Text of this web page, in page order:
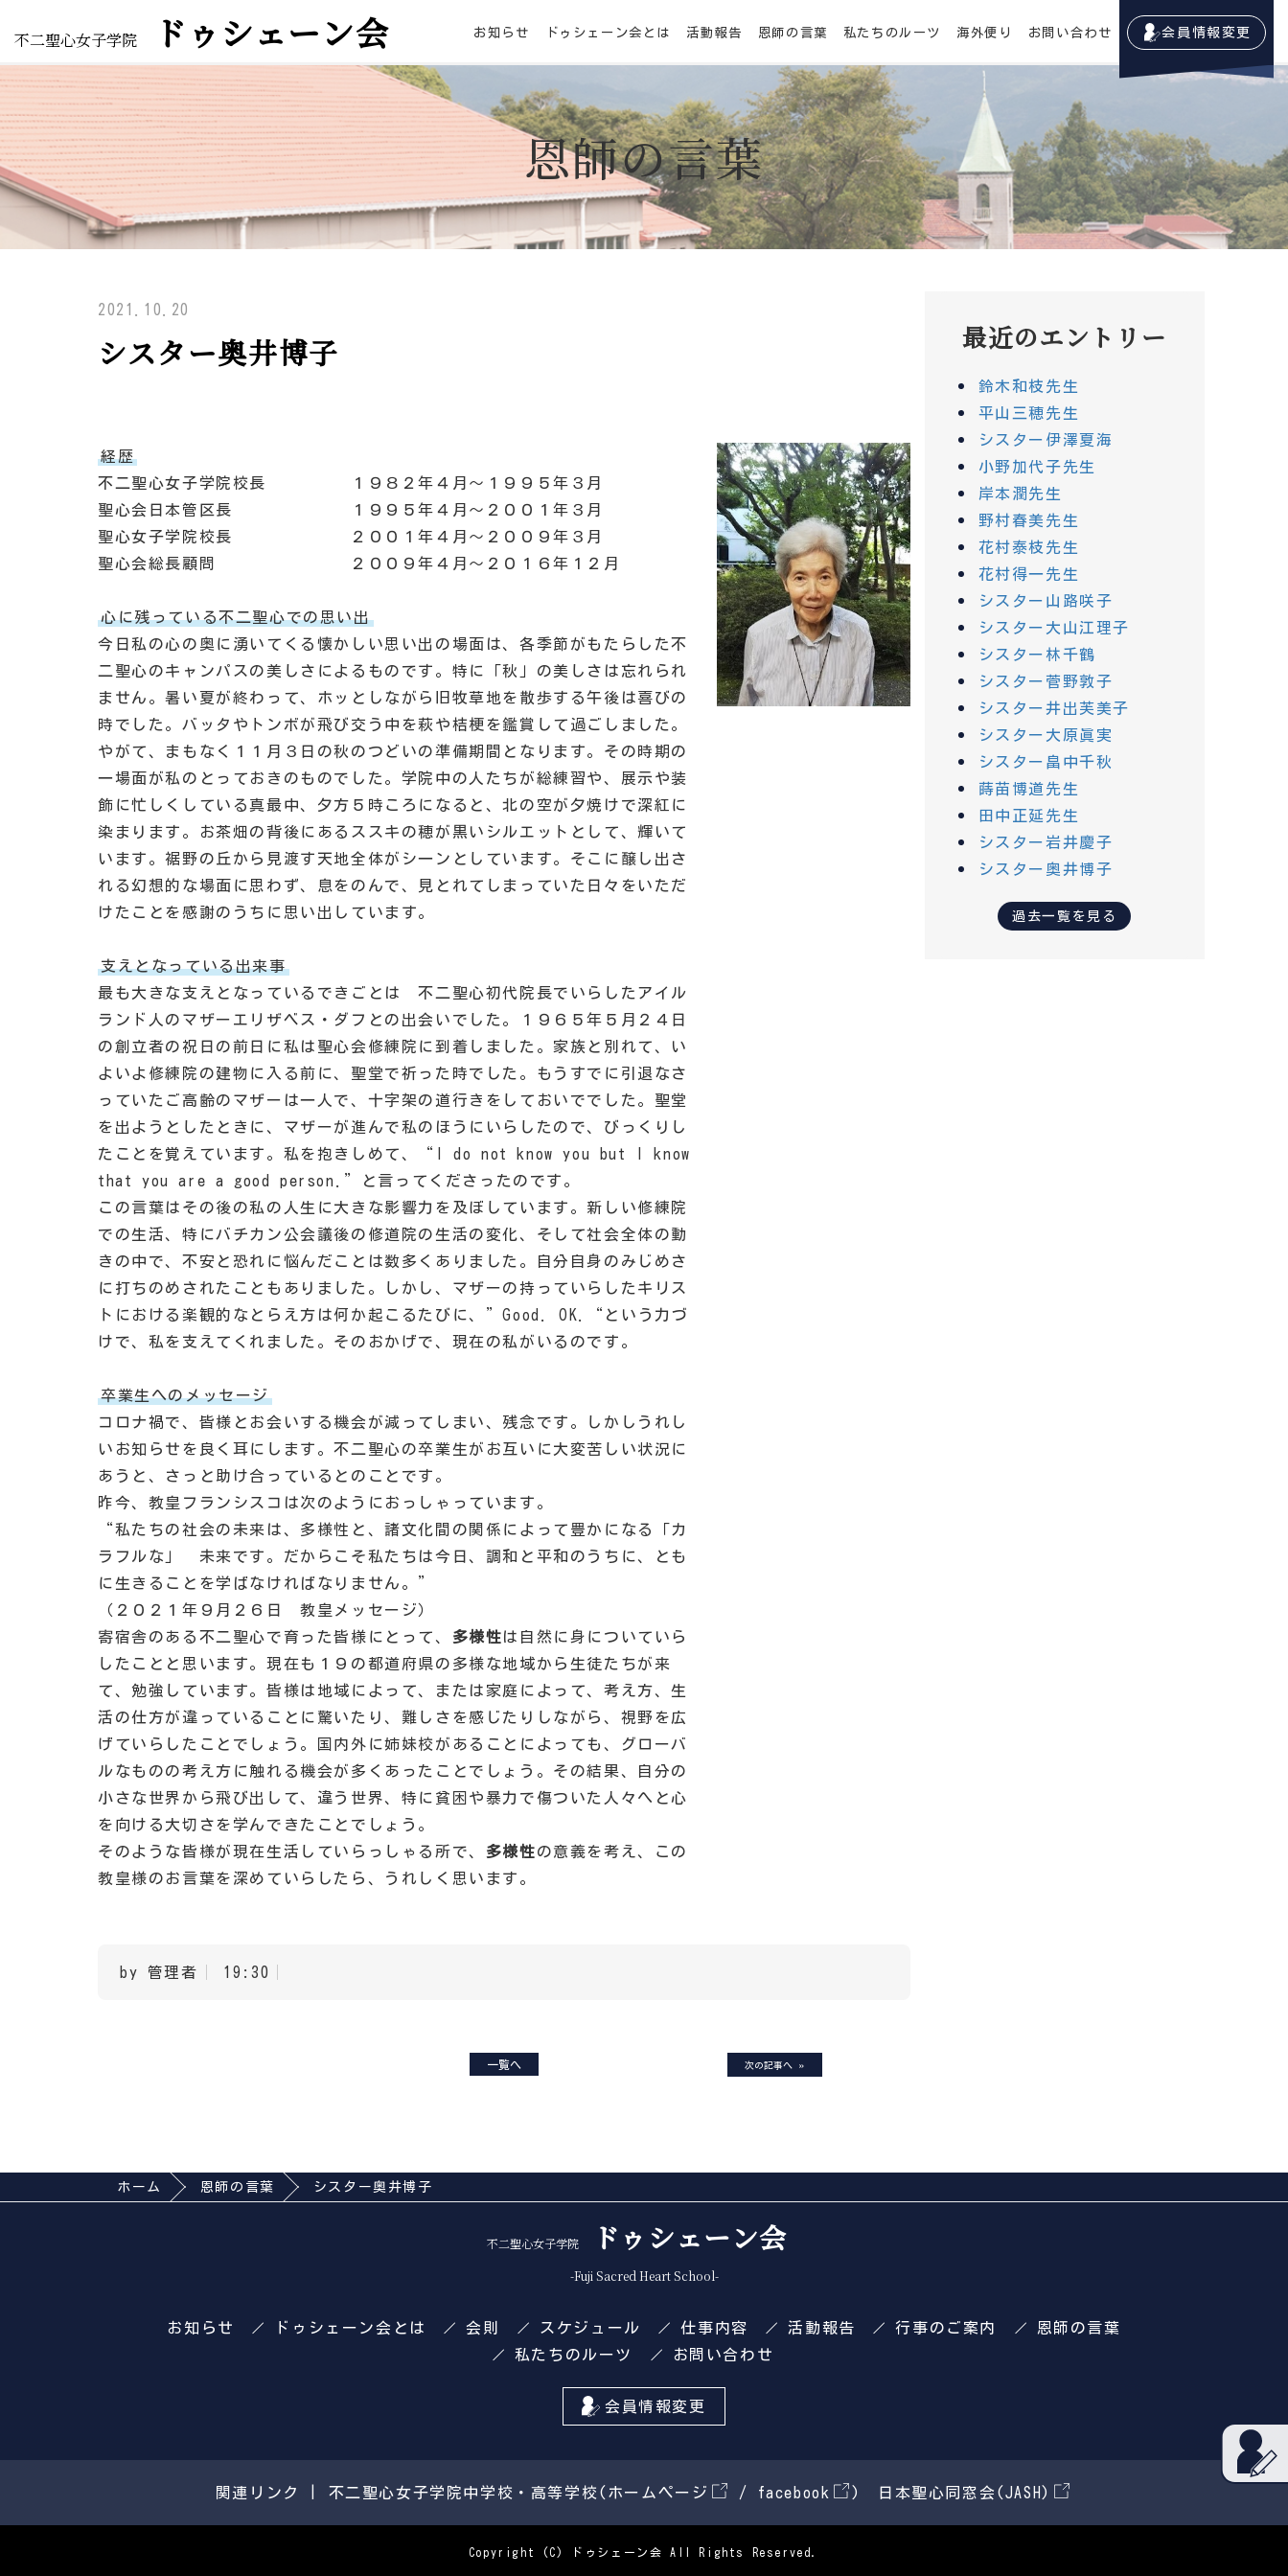
不二聖心女子学院 ドゥシェーン会 お知らせ ドゥシェーン会とは 活動報告 恩師の言葉 私たちのルーツ 海外便り お問い合わせ 会員情報変更
恩師の言葉
2021.10.20
シスター奥井博子
経歴
不二聖心女子学院校長 １９８２年４月～１９９５年３月
聖心会日本管区長 １９９５年４月～２００１年３月
聖心女子学院校長 ２００１年４月～２００９年３月
聖心会総長顧問 ２００９年４月～２０１６年１２月
心に残っている不二聖心での思い出
今日私の心の奥に湧いてくる懐かしい思い出の場面は、各季節がもたらした不
二聖心のキャンパスの美しさによるものです。特に「秋」の美しさは忘れられ
ません。暑い夏が終わって、ホッとしながら旧牧草地を散歩する午後は喜びの
時でした。バッタやトンボが飛び交う中を萩や桔梗を鑑賞して過ごしました。
やがて、まもなく１１月３日の秋のつどいの準備期間となります。その時期の
一場面が私のとっておきのものでした。学院中の人たちが総練習や、展示や装
飾に忙しくしている真最中、夕方５時ころになると、北の空が夕焼けで深紅に
染まります。お茶畑の背後にあるススキの穂が黒いシルエットとして、輝いて
います。裾野の丘から見渡す天地全体がシ一ンとしています。そこに醸し出さ
れる幻想的な場面に思わず、息をのんで、見とれてしまっていた日々をいただ
けたことを感謝のうちに思い出しています。
支えとなっている出来事
最も大きな支えとなっているできごとは 不二聖心初代院長でいらしたアイル
ランド人のマザーエリザベス・ダフとの出会いでした。１９６５年５月２４日
の創立者の祝日の前日に私は聖心会修練院に到着しました。家族と別れて、い
よいよ修練院の建物に入る前に、聖堂で祈った時でした。もうすでに引退なさ
っていたご高齢のマザーは一人で、十字架の道行きをしておいででした。聖堂
を出ようとしたときに、マザーが進んで私のほうにいらしたので、びっくりし
たことを覚えています。私を抱きしめて、“I do not know you but I know
that you are a good person.”と言ってくださったのです。
この言葉はその後の私の人生に大きな影響力を及ぼしています。新しい修練院
での生活、特にバチカン公会議後の修道院の生活の変化、そして社会全体の動
きの中で、不安と恐れに悩んだことは数多くありました。自分自身のみじめさ
に打ちのめされたこともありました。しかし、マザーの持っていらしたキリス
トにおける楽観的なとらえ方は何か起こるたびに、”Good. OK.“という力づ
けで、私を支えてくれました。そのおかげで、現在の私がいるのです。
卒業生へのメッセージ
コロナ禍で、皆様とお会いする機会が減ってしまい、残念です。しかしうれし
いお知らせを良く耳にします。不二聖心の卒業生がお互いに大変苦しい状況に
あうと、さっと助け合っているとのことです。
昨今、教皇フランシスコは次のようにおっしゃっています。
“私たちの社会の未来は、多様性と、諸文化間の関係によって豊かになる「カ
ラフルな」 未来です。だからこそ私たちは今日、調和と平和のうちに、とも
に生きることを学ばなければなりません。”
（２０２１年９月２６日 教皇メッセージ）
寄宿舎のある不二聖心で育った皆様にとって、 多様性は自然に身についていら
したことと思います。現在も１９の都道府県の多様な地域から生徒たちが来
て、勉強しています。皆様は地域によって、または家庭によって、考え方、生
活の仕方が違っていることに驚いたり、難しさを感じたりしながら、視野を広
げていらしたことでしょう。国内外に姉妹校があることによっても、グローバ
ルなものの考え方に触れる機会が多くあったことでしょう。その結果、自分の
小さな世界から飛び出して、違う世界、特に貧困や暴力で傷ついた人々へと心
を向ける大切さを学んできたことでしょう。
そのような皆様が現在生活していらっしゃる所で、 多様性の意義を考え、この
教皇様のお言葉を深めていらしたら、うれしく思います。
by 管理者 19:30
一覧へ 次の記事へ»
最近のエントリー
鈴木和枝先生
平山三穂先生
シスター伊澤夏海
小野加代子先生
岸本潤先生
野村春美先生
花村泰枝先生
花村得一先生
シスター山路咲子
シスター大山江理子
シスター林千鶴
シスター菅野敦子
シスター井出芙美子
シスター大原眞実
シスター畠中千秋
蒔苗博道先生
田中正延先生
シスター岩井慶子
シスター奥井博子
過去一覧を見る
ホーム 恩師の言葉 シスター奥井博子
不二聖心女子学院 ドゥシェーン会
-Fuji Sacred Heart School-
お知らせ ドゥシェーン会とは 会則 スケジュール 仕事内容 活動報告 行事のご案内
恩師の言葉
私たちのルーツ
お問い合わせ
会員情報変更
関連リンク | 不二聖心女子学院中学校・高等学校( ホームページ / facebook ) 日本聖心同窓会(JASH)
Copyright (C) ドゥシェーン会 All Rights Reserved.